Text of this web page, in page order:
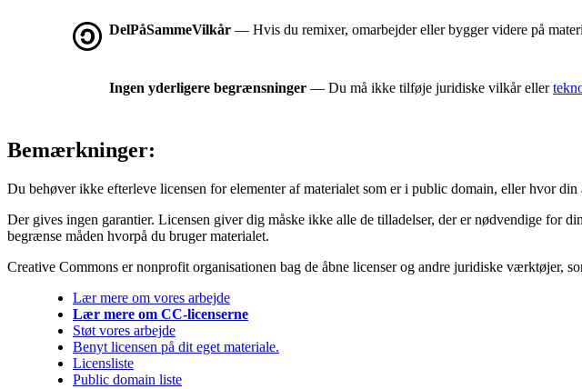
DelPåSammeVilkår — Hvis du remixer, omarbejder eller bygger videre på
Ingen yderligere begrænsninger — Du må ikke tilføje juridiske vilkår eller
Bemærkninger:
Du behøver ikke efterleve licensen for elementer af materialet som er i public domain, eller hvor
Der gives ingen garantier. Licensen giver dig måske ikke alle de tilladelser, der er nødvendige for
begrænse måden hvorpå du bruger materialet.
Creative Commons er nonprofit organisationen bag de åbne licenser og andre juridiske værktøjer,
Lær mere om vores arbejde
Lær mere om CC-licenserne
Støt vores arbejde
Benyt licensen på dit eget materiale.
Licensliste
Public domain liste